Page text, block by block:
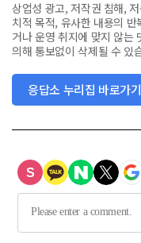
상업성 광고, 저작권 침해,
치적 목적, 유사한 내용의
거나 운영 취지에 맞지 않는
의해 통보없이 삭제될 수 있
응답소 누리집 바로가기